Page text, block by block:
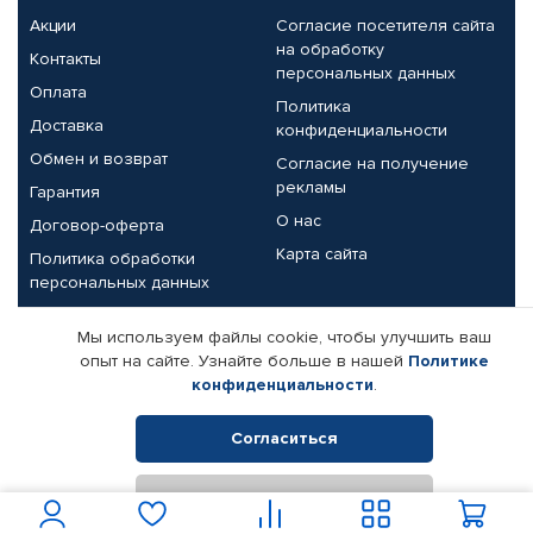
Акции
Контакты
Оплата
Доставка
Обмен и возврат
Гарантия
Договор-оферта
Политика обработки
персональных данных
Согласие посетителя сайта
на обработку
персональных данных
Политика
конфиденциальности
Согласие на получение
рекламы
О нас
Карта сайта
Партнерам
Корпоративным клиентам
Поставщикам
Реквизиты компании
© КАМАЗ ЦЕНТР ДОНЕЦК, 2015-2026. Все права защищены.
Интернет-магазин автомобильных товаров Автопрофи.
Мы используем файлы cookie, чтобы улучшить ваш
опыт на сайте. Узнайте больше в нашей Политике
конфиденциальности.
Согласиться
Отклонить